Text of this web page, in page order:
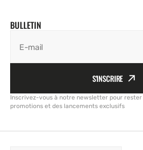
BULLETIN
E-mail
S'INSCRIRE
Inscrivez-vous à notre newsletter pour
promotions et des lancements exclusifs